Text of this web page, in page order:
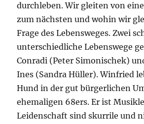
durchleben. Wir gleiten von
zum nächsten und wohin wir
Frage des Lebensweges. Zwei
unterschiedliche Lebenswege
Conradi (Peter Simonischek)
Ines (Sandra Hüller). Winfried
Hund in der gut bürgerlichen
ehemaligen 68ers. Er ist
Leidenschaft sind skurrile und